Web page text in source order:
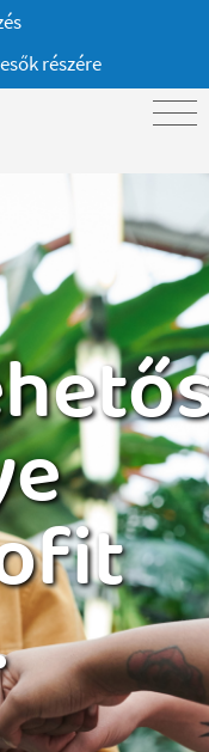
részére